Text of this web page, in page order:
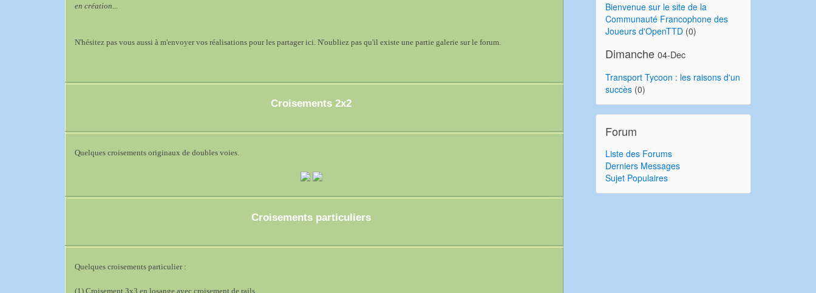
en création...
N'hésitez pas vous aussi à m'envoyer vos réalisations pour les partager ici. N'oubliez pas qu'il existe une partie galerie sur le forum.
Croisements 2x2
Quelques croisements originaux de doubles voies.
Croisements particuliers
Quelques croisements particulier :
(1) Croisement 3x3 en losange avec croisement de rails.
Bienvenue sur le site de la
Communauté Francophone des
Joueurs d'OpenTTD(0)
Dimanche 04-Dec
Transport Tycoon : les raisons d'un
succès(0)
Forum
Liste des Forums
Derniers Messages
Sujet Populaires